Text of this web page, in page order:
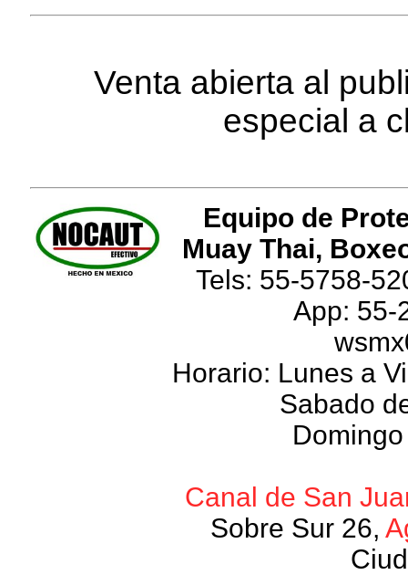
Venta abierta al
especial a
Equipo de
Muay Thai,
Tels: 55-5758-
App: 55-
Horario: Lunes a
Sabado
Canal de San
Sobre Sur 26,